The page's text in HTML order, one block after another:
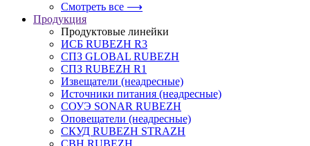
Смотреть все ⟶
Продукция
Продуктовые линейки
ИСБ RUBEZH R3
СПЗ GLOBAL RUBEZH
СПЗ RUBEZH R1
Извещатели (неадресные)
Источники питания (неадресные)
СОУЭ SONAR RUBEZH
Оповещатели (неадресные)
СКУД RUBEZH STRAZH
СВН RUBEZH